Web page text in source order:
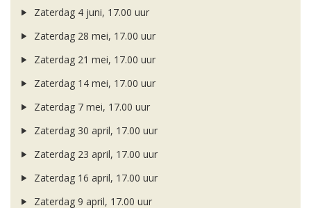
Zaterdag 4 juni, 17.00 uur
Zaterdag 28 mei, 17.00 uur
Zaterdag 21 mei, 17.00 uur
Zaterdag 14 mei, 17.00 uur
Zaterdag 7 mei, 17.00 uur
Zaterdag 30 april, 17.00 uur
Zaterdag 23 april, 17.00 uur
Zaterdag 16 april, 17.00 uur
Zaterdag 9 april, 17.00 uur